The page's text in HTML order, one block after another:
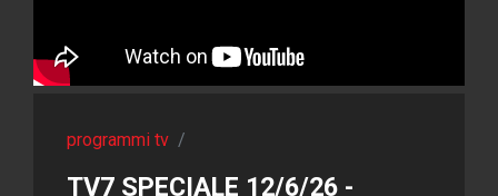
programmi tv /
TV7 SPECIALE 12/6/26 -